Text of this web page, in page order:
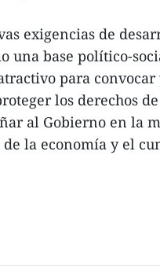
exigencias de
una base político-
para
los derechos
al Gobierno en la
la economía y el